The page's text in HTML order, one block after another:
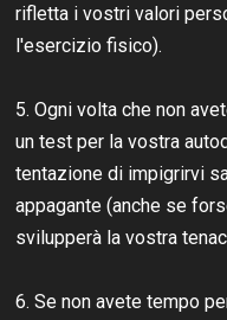
rifletta i vostri valori
l'esercizio fisico).
5. Ogni volta che non
un test per la vostra
tentazione di impigrirvi
appagante (anche se
svilupperà la vostra
6. Se non avete tempo